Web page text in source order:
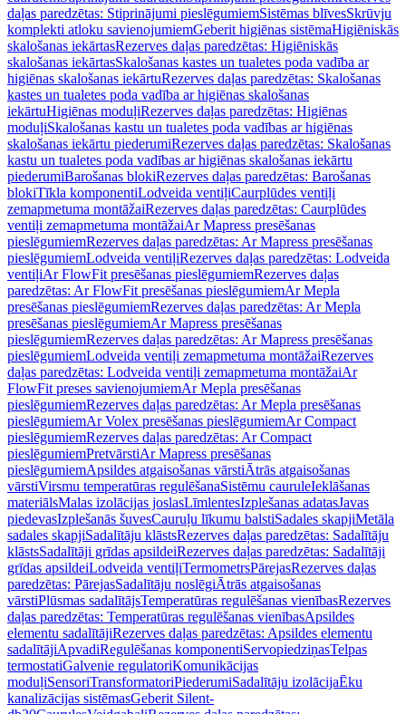
daļas paredzētas: Stiprinājumi pieslēgumiemSistēmas blīvesSkrūvju
komplekti atloku savienojumiemGeberit higiēnas sistēmaHigiēniskās
skalošanas iekārtasRezerves daļas paredzētas: Higiēniskās
skalošanas iekārtasSkalošanas kastes un tualetes poda vadība ar
higiēnas skalošanas iekārtuRezerves daļas paredzētas: Skalošanas
kastes un tualetes poda vadība ar higiēnas skalošanas
iekārtuHigiēnas moduļiRezerves daļas paredzētas: Higiēnas
moduļiSkalošanas kastu un tualetes poda vadības ar higiēnas
skalošanas iekārtu piederumiRezerves daļas paredzētas: Skalošanas
kastu un tualetes poda vadības ar higiēnas skalošanas iekārtu
piederumiBarošanas blokiRezerves daļas paredzētas: Barošanas
blokiTīkla komponentiLodveida ventiļiCaurplūdes ventiļi
zemapmetuma montāžaiRezerves daļas paredzētas: Caurplūdes
ventiļi zemapmetuma montāžaiAr Mapress presēšanas
pieslēgumiemRezerves daļas paredzētas: Ar Mapress presēšanas
pieslēgumiemLodveida ventiļiRezerves daļas paredzētas: Lodveida
ventiļiAr FlowFit presēšanas pieslēgumiemRezerves daļas
paredzētas: Ar FlowFit presēšanas pieslēgumiemAr Mepla
presēšanas pieslēgumiemRezerves daļas paredzētas: Ar Mepla
presēšanas pieslēgumiemAr Mapress presēšanas
pieslēgumiemRezerves daļas paredzētas: Ar Mapress presēšanas
pieslēgumiemLodveida ventiļi zemapmetuma montāžaiRezerves
daļas paredzētas: Lodveida ventiļi zemapmetuma montāžaiAr
FlowFit preses savienojumiemAr Mepla presēšanas
pieslēgumiemRezerves daļas paredzētas: Ar Mepla presēšanas
pieslēgumiemAr Volex presēšanas pieslēgumiemAr Compact
pieslēgumiemRezerves daļas paredzētas: Ar Compact
pieslēgumiemPretvārstiAr Mapress presēšanas
pieslēgumiemApsildes atgaisošanas vārstiĀtrās atgaisošanas
vārstiVirsmu temperatūras regulēšanaSistēmu cauruleIeklāšanas
materiālsMalas izolācijas joslasLīmlentesIzplešanas adatasJavas
piedevasIzplešanās šuvesCauruļu līkumu balstiSadales skapjiMetāla
sadales skapjiSadalītāju klāstsRezerves daļas paredzētas: Sadalītāju
klāstsSadalītāji grīdas apsildeiRezerves daļas paredzētas: Sadalītāji
grīdas apsildeiLodveida ventiļiTermometrsPārejasRezerves daļas
paredzētas: PārejasSadalītāju noslēgiĀtrās atgaisošanas
vārstiPlūsmas sadalītājsTemperatūras regulēšanas vienībasRezerves
daļas paredzētas: Temperatūras regulēšanas vienībasApsildes
elementu sadalītājiRezerves daļas paredzētas: Apsildes elementu
sadalītājiApvadiRegulēšanas komponentiServopiedziņasTelpas
termostatiGalvenie regulatoriKomunikācijas
moduļiSensoriTransformatoriPiederumiSadalītāju izolācijaĒku
kanalizācijas sistēmasGeberit Silent-